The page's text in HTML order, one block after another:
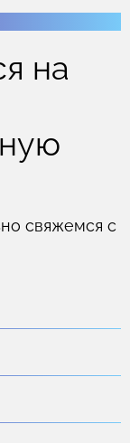
на
свяжемся с